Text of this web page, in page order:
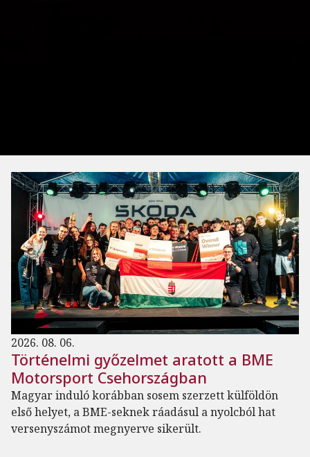
2026. 08. 06.
Történelmi győzelmet aratott a BME
Motorsport Csehországban
Magyar induló korábban sosem szerzett külföldön
első helyet, a BME-seknek ráadásul a nyolcból hat
versenyszámot megnyerve sikerült.